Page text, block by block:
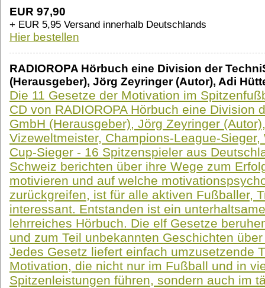
EUR 97,90
+ EUR 5,95 Versand innerhalb Deutschlands
Hier bestellen
RADIOROPA Hörbuch eine Division der
(Herausgeber), Jörg Zeyringer (Autor), Adi
Die 11 Gesetze der Motivation im
CD von RADIOROPA Hörbuch eine Division
GmbH (Herausgeber), Jörg Zeyringer
Vizeweltmeister, Champions-League-
Cup-Sieger - 16 Spitzenspieler aus
Schweiz berichten über ihre Wege zum
motivieren und auf welche
zurückgreifen, ist für alle aktiven Fußballer,
interessant. Entstanden ist ein
lehrreiches Hörbuch. Die elf Gesetze
und zum Teil unbekannten Geschichten
Jedes Gesetz liefert einfach umzusetzende
Motivation, die nicht nur im Fußball und in
Spitzenleistungen führen, sondern auch im